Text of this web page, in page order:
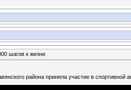
шагов к жизни
района приняла участие в спортивной